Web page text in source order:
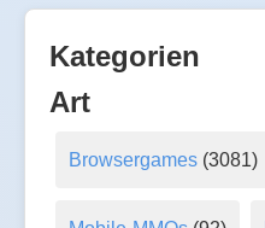
Kategorien
Art
Browsergames(3081)